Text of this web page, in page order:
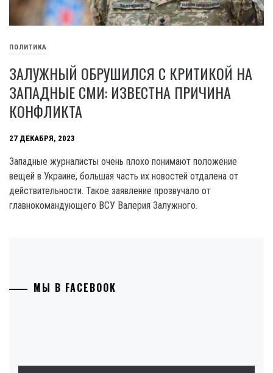
ПОЛИТИКА
ЗАЛУЖНЫЙ ОБРУШИЛСЯ С КРИТИКОЙ НА
ЗАПАДНЫЕ СМИ: ИЗВЕСТНА ПРИЧИНА
КОНФЛИКТА
27 ДЕКАБРЯ, 2023
Западные журналисты очень плохо понимают положение
вещей в Украине, большая часть их новостей отдалена от
действительности. Такое заявление прозвучало от
главнокомандующего ВСУ Валерия Залужного.
МЫ В FACEBOOK